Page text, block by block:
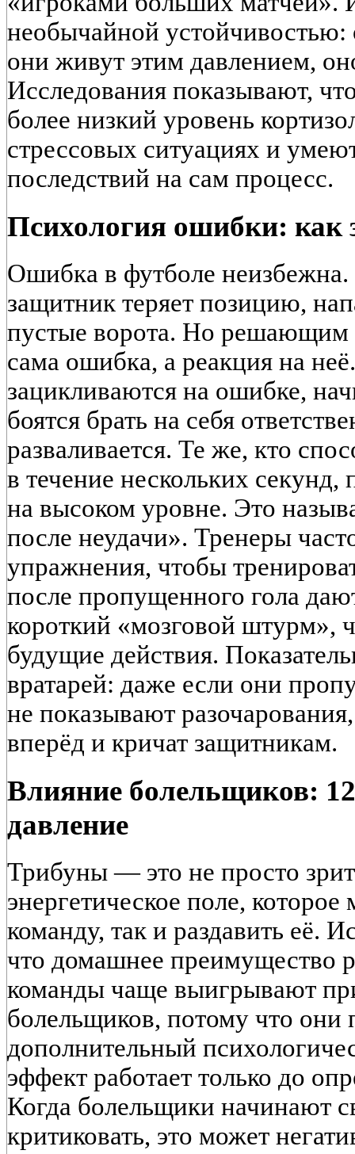
необычайной устойчивостью:
они живут этим давлением,
Исследования показывают,
более низкий уровень
стрессовых ситуациях и
последствий на сам процесс.
Психология ошибки: как
Ошибка в футболе неизбежна.
защитник теряет позицию,
пустые ворота. Но решающим
сама ошибка, а реакция на
зацикливаются на ошибке,
боятся брать на себя
разваливается. Те же, кто
в течение нескольких
на высоком уровне. Это
после неудачи». Тренеры
упражнения, чтобы
после пропущенного гола
короткий «мозговой штурм»,
будущие действия.
вратарей: даже если они
не показывают
вперёд и кричат защитникам.
Влияние болельщиков:
давление
Трибуны — это не просто
энергетическое поле,
команду, так и раздавить её.
что домашнее преимущество
команды чаще выигрывают
болельщиков, потому что они
дополнительный
эффект работает только до
Когда болельщики начинают
критиковать, это может